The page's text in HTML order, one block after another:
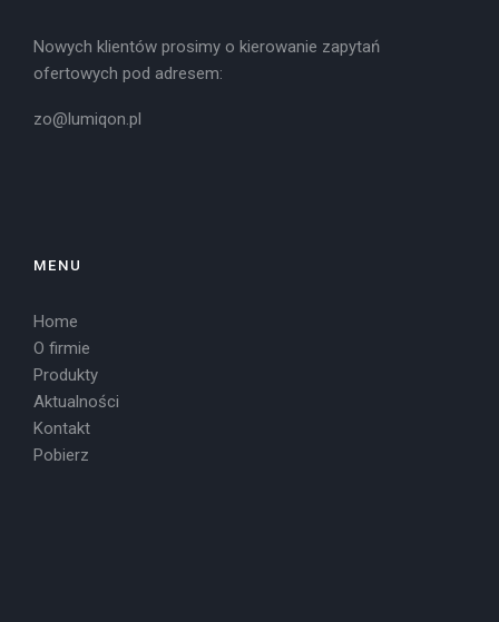
Nowych klientów prosimy o kierowanie zapytań
ofertowych pod adresem:
zo@lumiqon.pl
MENU
Home
O firmie
Produkty
Aktualności
Kontakt
Pobierz